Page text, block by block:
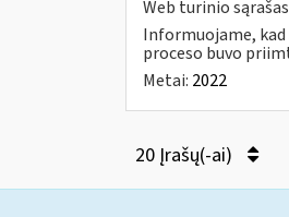
Web turinio sąrašas
Informuojame,
proceso buvo
Metai: 2022
20 Įrašų(-ai)